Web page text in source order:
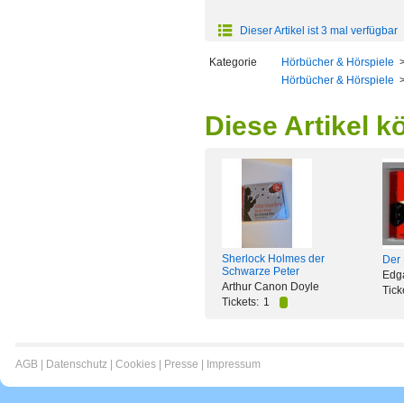
Dieser Artikel ist 3 mal verfügbar
Kategorie Hörbücher & Hörspiele
Hörbücher & Hörspiele
Diese Artikel
Sherlock Holmes der
Schwarze Peter
Arthur Canon Doyle
Tickets: 1
Der
AGB Datenschutz Cookies Presse Impressum